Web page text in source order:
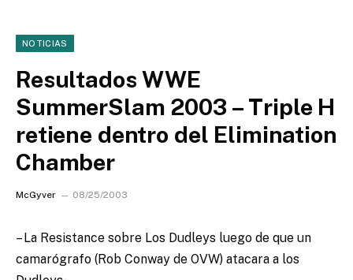
NOTICIAS
Resultados WWE
SummerSlam 2003 – Triple H
retiene dentro del Elimination
Chamber
McGyver 08/25/2003
– La Resistance sobre Los Dudleys luego de que un
camarógrafo (Rob Conway de OVW) atacara a los